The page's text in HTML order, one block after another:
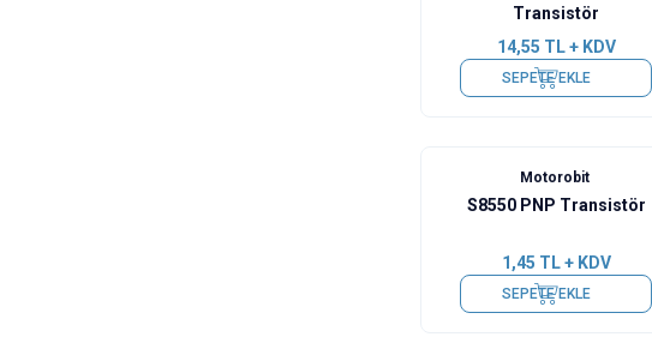
Transistör
14,55 TL + KDV
SEPETE EKLE
Motorobit
S8550 PNP Transistör
1,45 TL + KDV
SEPETE EKLE